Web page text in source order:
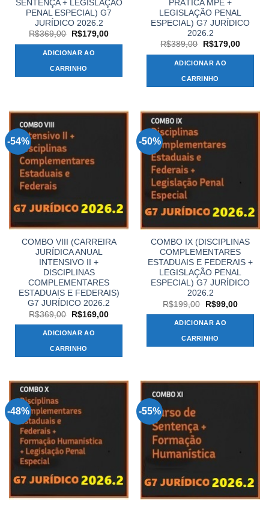
SENTENÇA + LEGISLAÇÃO
PENAL ESPECIAL) G7
JURÍDICO 2026.2
R$369,00
O
original
era:
R$369,00.
R$179,00O
ADICIONAR AO
CARRINHO
PRÁTICA MPE +
LEGISLAÇÃO PENAL
ESPECIAL) G7 JURÍDICO
2026.2
R$389,00
O
original
era:
R$389,00.
R$179,00O
ADICIONAR AO
CARRINHO
-54%
COMBO VIII (CARREIRA
JURÍDICA ANUAL
INTENSIVO II +
DISCIPLINAS
COMPLEMENTARES
ESTADUAIS E FEDERAIS)
G7 JURÍDICO 2026.2
R$369,00
O
original
era:
R$369,00.
R$169,00O
R$169,00.
ADICIONAR AO
CARRINHO
-50%
COMBO IX (DISCIPLINAS
COMPLEMENTARES
ESTADUAIS E FEDERAIS +
LEGISLAÇÃO PENAL
ESPECIAL) G7 JURÍDICO
2026.2
R$199,00
O
original
era:
R$199,00.
R$99,00O
ADICIONAR AO
CARRINHO
-48% -55%